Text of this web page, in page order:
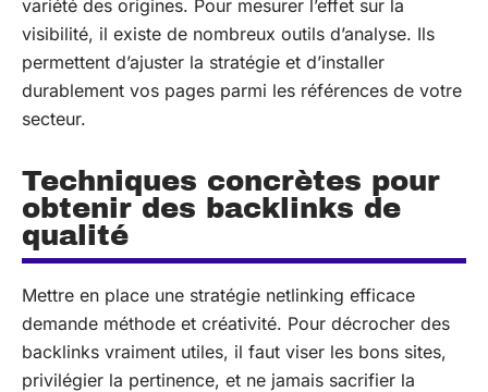
variété des origines. Pour mesurer l’effet sur la
visibilité, il existe de nombreux outils d’analyse. Ils
permettent d’ajuster la stratégie et d’installer
durablement vos pages parmi les références de votre
secteur.
Techniques concrètes pour
obtenir des backlinks de
qualité
Mettre en place une stratégie netlinking efficace
demande méthode et créativité. Pour décrocher des
backlinks vraiment utiles, il faut viser les bons sites,
privilégier la pertinence, et ne jamais sacrifier la